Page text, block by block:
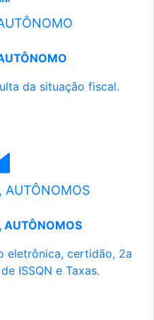
da situação fiscal.
AUTÔNOMOS
AUTÔNOMOS
eletrônica, certidão, 2a
ISSQN e Taxas.